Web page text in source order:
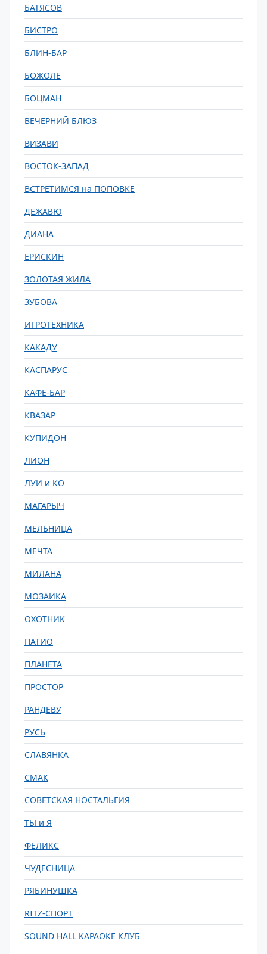
БАТЯСОВ
БИСТРО
БЛИН-БАР
БОЖОЛЕ
БОЦМАН
ВЕЧЕРНИЙ БЛЮЗ
ВИЗАВИ
ВОСТОК-ЗАПАД
ВСТРЕТИМСЯ на ПОПОВКЕ
ДЕЖАВЮ
ДИАНА
ЕРИСКИН
ЗОЛОТАЯ ЖИЛА
ЗУБОВА
ИГРОТЕХНИКА
КАКАДУ
КАСПАРУС
КАФЕ-БАР
КВАЗАР
КУПИДОН
ЛИОН
ЛУИ и КО
МАГАРЫЧ
МЕЛЬНИЦА
МЕЧТА
МИЛАНА
МОЗАИКА
ОХОТНИК
ПАТИО
ПЛАНЕТА
ПРОСТОР
РАНДЕВУ
РУСЬ
СЛАВЯНКА
СМАК
СОВЕТСКАЯ НОСТАЛЬГИЯ
ТЫ и Я
ФЕЛИКС
ЧУДЕСНИЦА
РЯБИНУШКА
RITZ-СПОРТ
SOUND HALL КАРАОКЕ КЛУБ